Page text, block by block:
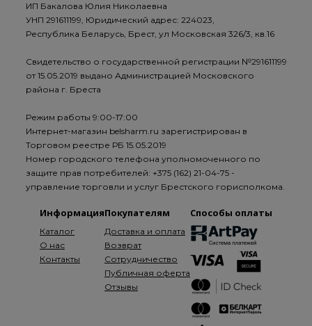
ИП Бакалова Юлия Николаевна
УНП 291611199, Юридический адрес: 224023,
Республика Беларусь, Брест, ул Московская 326/3, кв.16
Свидетельство о государственной регистрации №291611199
от 15.05.2019 выдано Администрацией Московского
района г. Бреста
Режим работы 9:00-17:00
Интернет-магазин belsharm.ru зарегистрирован в
Торговом реестре РБ 15.05.2019
Номер городского телефона уполномоченного по
защите прав потребителей: +375 (162) 21-04-75 -
управление торговли и услуг Брестского горисполкома.
Информация
Каталог
О нас
Контакты
Покупателям
Доставка и оплата
Возврат
Сотрудничество
Публичная оферта
Отзывы
Способы оплаты